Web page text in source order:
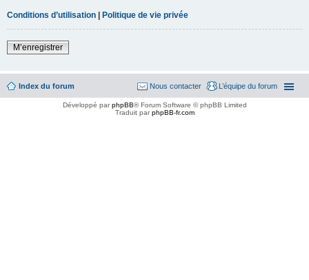
Conditions d’utilisation | Politique de vie privée
M’enregistrer
Index du forum L’équipe du forum
Nous contacter
Développé parphpBB® Forum Software © phpBB Limited
Traduit parphpBB-fr.com